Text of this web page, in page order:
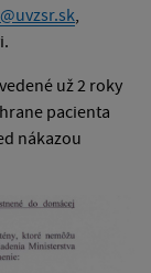
už 2 roky
pacienta
nákazou